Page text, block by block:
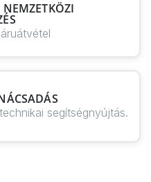
NEMZETKÖZI
segítségnyújtás.